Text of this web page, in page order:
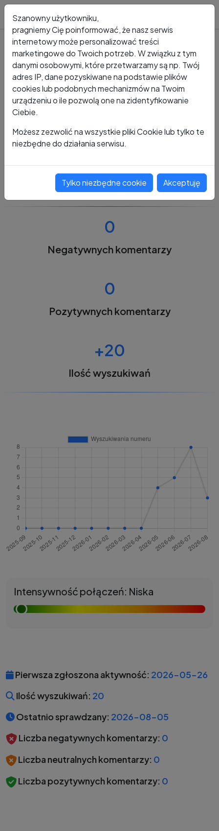
Kto dzwonił? Numer +48 577 245 222
+48 577 245 222
0
Negatywnych komentarzy
0
Pozytywnych komentarzy
+20
Ilość wyszukiwań
Intensywność połączeń: Niska
Pierwsza zgłoszona aktywność: 2026-05-26
Ilość wyszukiwań: 20
Ostatnio sprawdzany: 2026-08-05
Liczba negatywnych komentarzy: 0
Liczba neutralnych komentarzy: 0
Liczba pozytywnych komentarzy: 0
Szanowny użytkowniku,
pragniemy Cię poinformować, że nasz serwis
internetowy może personalizować treści
marketingowe do Twoich potrzeb. W związku z tym
danymi osobowymi, które przetwarzamy są np. Twój
adres IP, dane pozyskiwane na podstawie plików
cookies lub podobnych mechanizmów na Twoim
urządzeniu o ile pozwolą one na zidentyfikowanie
Ciebie.
Możesz zezwolić na wszystkie pliki Cookie lub tylko te
niezbędne do działania serwisu.
Tylko niezbędne cookie Akceptuję